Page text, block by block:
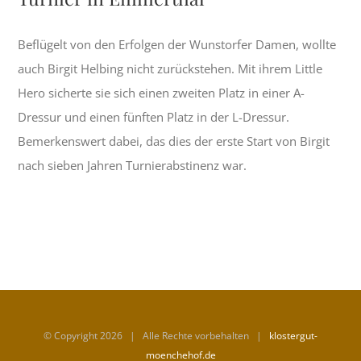
Beflügelt von den Erfolgen der Wunstorfer Damen, wollte
auch Birgit Helbing nicht zurückstehen. Mit ihrem Little
Hero sicherte sie sich einen zweiten Platz in einer A-
Dressur und einen fünften Platz in der L-Dressur.
Bemerkenswert dabei, das dies der erste Start von Birgit
nach sieben Jahren Turnierabstinenz war.
© Copyright2026 | Alle Rechte vorbehalten | klostergut-
moenchehof.de